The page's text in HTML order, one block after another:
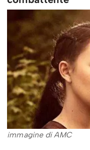
immagine di AMC